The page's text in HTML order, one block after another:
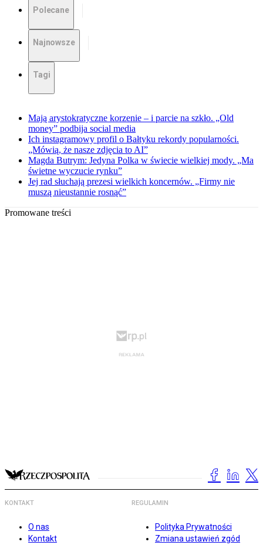
Polecane
Najnowsze
Tagi
Mają arystokratyczne korzenie – i parcie na szkło. „Old
money” podbija social media
Ich instagramowy profil o Bałtyku rekordy popularności.
„Mówią, że nasze zdjęcia to AI”
Magda Butrym: Jedyna Polka w świecie wielkiej mody. „Ma
świetne wyczucie rynku”
Jej rad słuchają prezesi wielkich koncernów. „Firmy nie
muszą nieustannie rosnąć”
Promowane treści
KONTAKT
O nas
Kontakt
REGULAMIN
Polityka Prywatności
Zmiana ustawień zgód